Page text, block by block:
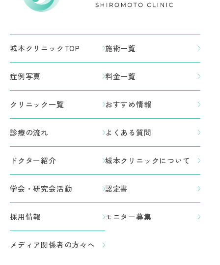
城本クリニックTOP 施術一覧
症例写真 料金一覧
クリニック一覧 おすすめ情報
診療の流れ よくある質問
ドクター紹介 城本クリニックについて
学会・研究会活動 認定書
採用情報 モニター募集
メディア関係者の方々へ